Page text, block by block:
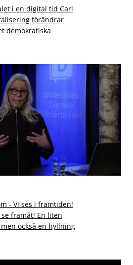
i en digital tid Carl
förändrar
demokratiska
- Vi ses i framtiden!
framåt! En liten
också en hyllning